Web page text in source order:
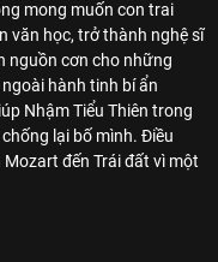
mong muốn con trai
văn học, trở thành nghệ sĩ
nguồn cơn cho những
hành tinh bí ẩn
Nhậm Tiểu Thiên trong
lại bố mình. Điều
đến Trái đất vì một